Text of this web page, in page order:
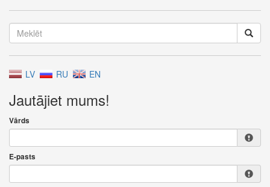
LV RU EN
Jautājiet mums!
Vārds
E-pasts